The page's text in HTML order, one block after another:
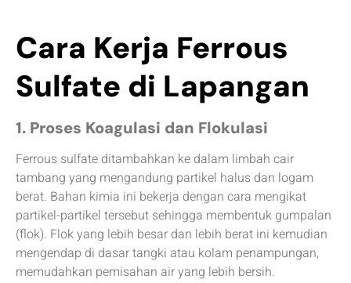
Cara Kerja Ferrous
Sulfate di Lapangan
1. Proses Koagulasi dan Flokulasi
Ferrous sulfate ditambahkan ke dalam limbah cair
tambang yang mengandung partikel halus dan logam
berat. Bahan kimia ini bekerja dengan cara mengikat
partikel-partikel tersebut sehingga membentuk gumpalan
(flok). Flok yang lebih besar dan lebih berat ini kemudian
mengendap di dasar tangki atau kolam penampungan,
memudahkan pemisahan air yang lebih bersih.